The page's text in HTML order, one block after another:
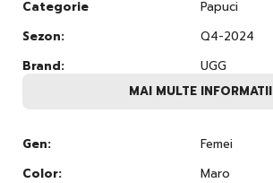
Categorie
Papuci
Sezon:
Q4-2024
Brand:
UGG
MAI MULTE INFORMATII
Gen:
Femei
Color:
Maro